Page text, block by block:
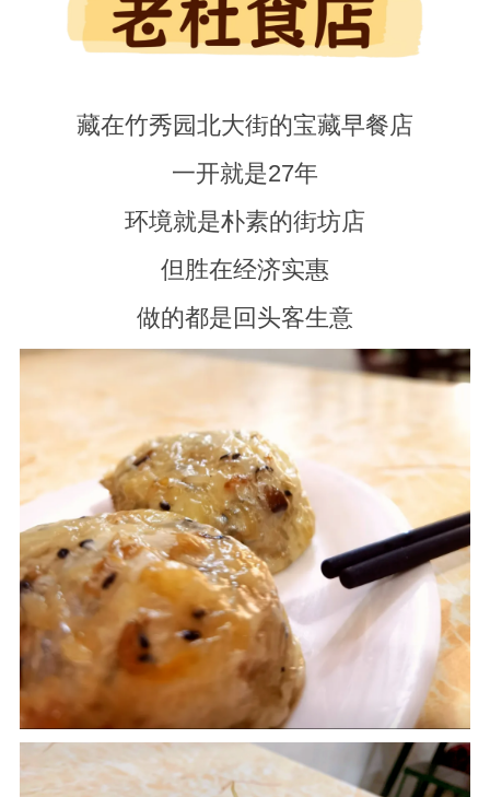
藏在竹秀园北大街的宝藏早餐店
一开就是27年
环境就是朴素的街坊店
但胜在经济实惠
做的都是回头客生意